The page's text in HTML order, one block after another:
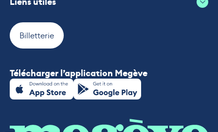
Billetterie
Télécharger l’application Megève